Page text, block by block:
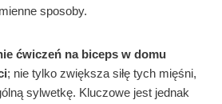
sposoby.
ćwiczeń na biceps w domu
; nie tylko zwiększa siłę tych mięśni,
sylwetkę. Kluczowe jest jednak